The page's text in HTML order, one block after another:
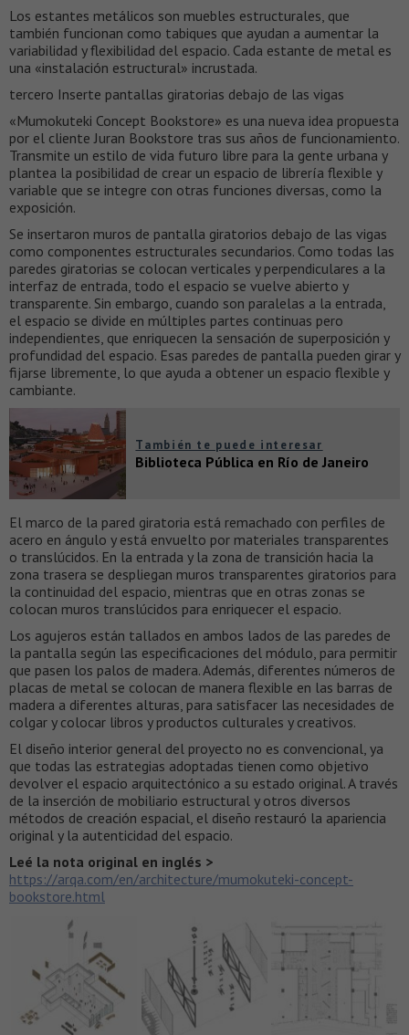
Los estantes metálicos son muebles estructurales, que
también funcionan como tabiques que ayudan a aumentar la
variabilidad y flexibilidad del espacio. Cada estante de metal es
una «instalación estructural» incrustada.
tercero Inserte pantallas giratorias debajo de las vigas
«Mumokuteki Concept Bookstore» es una nueva idea propuesta
por el cliente Juran Bookstore tras sus años de funcionamiento.
Transmite un estilo de vida futuro libre para la gente urbana y
plantea la posibilidad de crear un espacio de librería flexible y
variable que se integre con otras funciones diversas, como la
exposición.
Se insertaron muros de pantalla giratorios debajo de las vigas
como componentes estructurales secundarios. Como todas las
paredes giratorias se colocan verticales y perpendiculares a la
interfaz de entrada, todo el espacio se vuelve abierto y
transparente. Sin embargo, cuando son paralelas a la entrada,
el espacio se divide en múltiples partes continuas pero
independientes, que enriquecen la sensación de superposición y
profundidad del espacio. Esas paredes de pantalla pueden girar y
fijarse libremente, lo que ayuda a obtener un espacio flexible y
cambiante.
También te puede interesar
Biblioteca Pública en Río de Janeiro
El marco de la pared giratoria está remachado con perfiles de
acero en ángulo y está envuelto por materiales transparentes
o translúcidos. En la entrada y la zona de transición hacia la
zona trasera se despliegan muros transparentes giratorios para
la continuidad del espacio, mientras que en otras zonas se
colocan muros translúcidos para enriquecer el espacio.
Los agujeros están tallados en ambos lados de las paredes de
la pantalla según las especificaciones del módulo, para permitir
que pasen los palos de madera. Además, diferentes números de
placas de metal se colocan de manera flexible en las barras de
madera a diferentes alturas, para satisfacer las necesidades de
colgar y colocar libros y productos culturales y creativos.
El diseño interior general del proyecto no es convencional, ya
que todas las estrategias adoptadas tienen como objetivo
devolver el espacio arquitectónico a su estado original. A través
de la inserción de mobiliario estructural y otros diversos
métodos de creación espacial, el diseño restauró la apariencia
original y la autenticidad del espacio.
Leé la nota original en inglés >
https://arqa.com/en/architecture/mumokuteki-concept-
bookstore.html